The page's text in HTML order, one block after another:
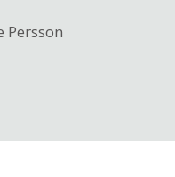
Persson